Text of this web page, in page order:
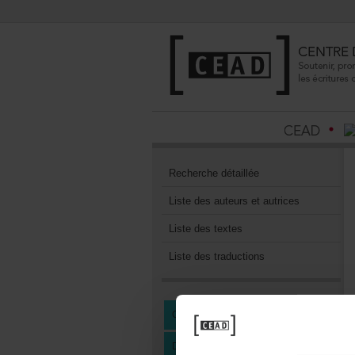
Recherchedétaillée
Listedesauteursetautrices
Listedestextes
Listedestraductions
CENTREDEDOCUMENTATION
DEVENIRMEMBREDUCEAD